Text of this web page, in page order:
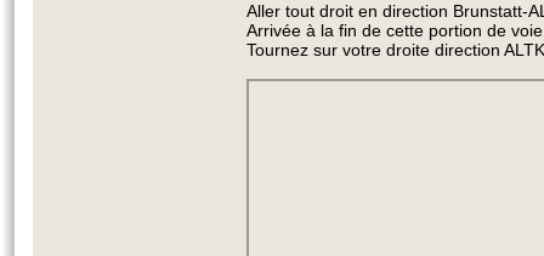
Aller tout droit en direction Brunstatt-
Arrivée à la fin de cette portion de
Tournez sur votre droite direction